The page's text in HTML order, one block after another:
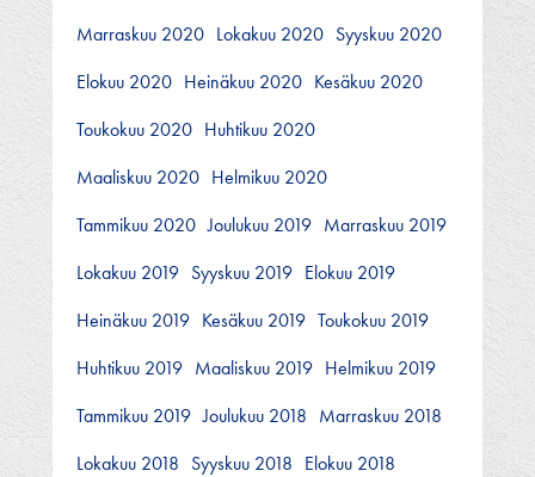
Marraskuu 2020 Lokakuu 2020 Syyskuu 2020
Elokuu 2020 Heinäkuu 2020 Kesäkuu 2020
Toukokuu 2020 Huhtikuu 2020
Maaliskuu 2020 Helmikuu 2020
Tammikuu 2020 Joulukuu 2019 Marraskuu 2019
Lokakuu 2019 Syyskuu 2019 Elokuu 2019
Heinäkuu 2019 Kesäkuu 2019 Toukokuu 2019
Huhtikuu 2019 Maaliskuu 2019 Helmikuu 2019
Tammikuu 2019 Joulukuu 2018 Marraskuu 2018
Lokakuu 2018 Syyskuu 2018 Elokuu 2018